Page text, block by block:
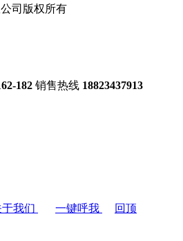
司版权所有
182 销售热线 18823437913
于我们 一键呼我 回顶